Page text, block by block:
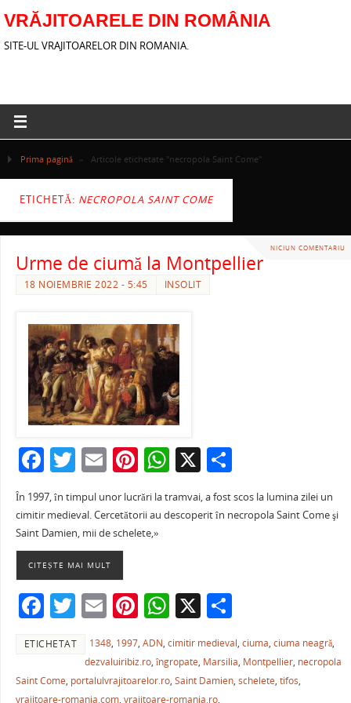
VRĂJITOARELE DIN ROMÂNIA
SITE-UL VRAJITOARELOR DIN ROMANIA.
Prima pagină » Articole etichetate "necropola Saint Come"
ETICHETĂ: NECROPOLA SAINT COME
NICIUN COMENTARIU
Urme de ciumă la Montpellier
18 NOIEMBRIE 2022 - 5:45 INSOLIT
F
a
c
e
b
o
o
k
T
itt
er
E
m
ai
l
Pi
nt
er
e
W
at
p
p
X P
ta
ză
În 1997, în timpul unor lucrări la tramvai, a fost scos la lumina zilei un
cimitir medieval. Cercetătorii au descoperit în necropola Saint Come şi
Saint Damien, mii de schelete,»
CITEȘTE MAI MULT
F
c
e
T
w
itt
er
E
m
ai
l
Pi
nt
er
e
W
h
at
s
X P
ar
ta
je
ETICHETAT 1348, 1997,ADN,cimitir medieval,ciuma,ciuma neagră,
dezvaluiribiz.ro,îngropate, Marsilia, Montpellier, necropola
Saint Come, portalulvrajitoarelor.ro, Saint Damien, schelete, tifos,
vrajitoare-romania.com, vrajitoare-romania.ro,